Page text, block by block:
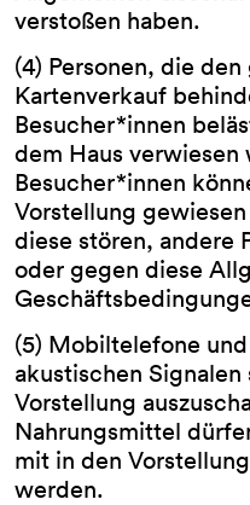
verstoßen haben.
(4) Personen, die
Kartenverkauf
Besucher*innen
dem Haus verwiesen
Besucher*innen
Vorstellung
diese stören, andere
oder gegen diese
(5) Mobiltelefone
akustischen
Vorstellung
Nahrungsmittel
mit in den
werden.